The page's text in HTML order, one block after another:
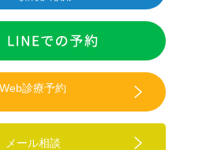
Web診療予約
メール相談